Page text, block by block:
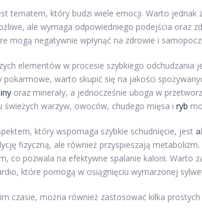
tematem, który budzi wiele emocji. Warto
ale wymaga odpowiedniego podejścia oraz
mogą negatywnie wpłynąć na zdrowie i
elementów w procesie szybkiego odchudzania
pokarmowe, warto skupić się na jakości
oraz minerały, a jednocześnie uboga w
świeżych warzyw, owoców, chudego mięsa i ryb
który wspomaga szybkie schudnięcie, jest
fizyczną, ale również przyspieszają
co pozwala na efektywne spalanie kalorii. Warto
które pomogą w osiągnięciu wymarzonej
czasie, można również zastosować kilka